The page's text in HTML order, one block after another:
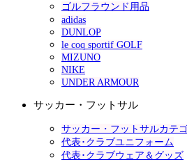
ゴルフラウンド用品
adidas
DUNLOP
le coq sportif GOLF
MIZUNO
NIKE
UNDER ARMOUR
サッカー・フットサル
サッカー・フットサルカテ
代表･クラブユニフォーム
代表･クラブウェア＆グッズ